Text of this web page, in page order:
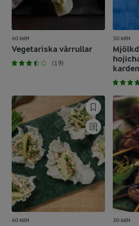
40 MIN
Vegetariska vårrullar
(19)
30 MIN
40 MIN 30 MIN